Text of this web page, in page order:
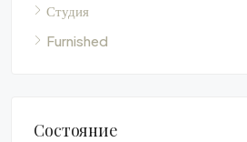
Студия
Furnished
Состояние